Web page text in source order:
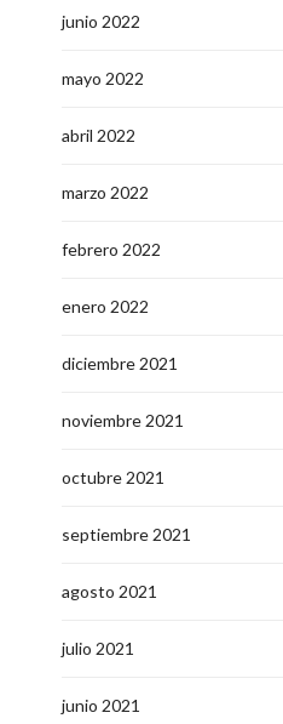
junio 2022
mayo 2022
abril 2022
marzo 2022
febrero 2022
enero 2022
diciembre 2021
noviembre 2021
octubre 2021
septiembre 2021
agosto 2021
julio 2021
junio 2021